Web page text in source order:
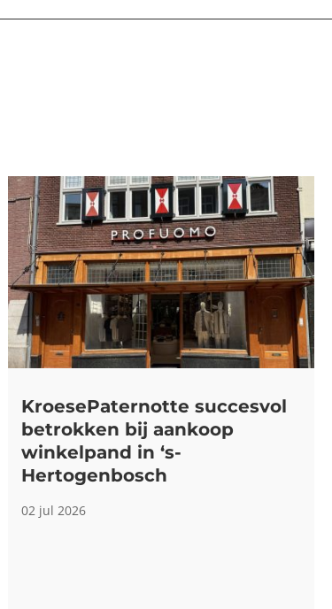
KroesePaternotte succesvol
betrokken bij aankoop
winkelpand in ‘s-
Hertogenbosch
02 jul 2026